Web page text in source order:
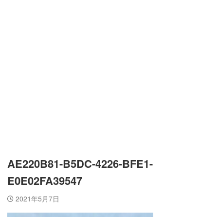
AE220B81-B5DC-4226-BFE1-
E0E02FA39547
2021年5月7日